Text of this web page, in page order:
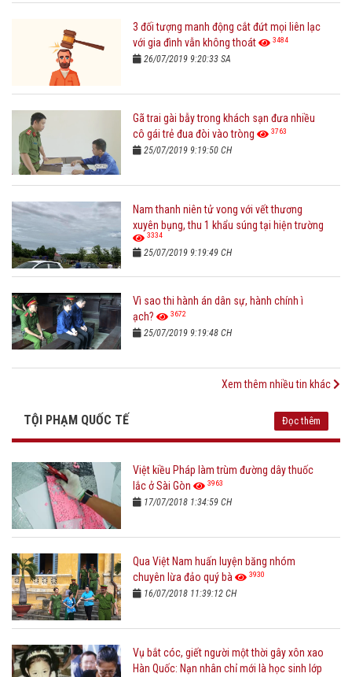
3 đối tượng manh động cắt đứt mọi liên lạc
với gia đình vẫn không thoát
3484
26/07/2019 9:20:33 SA
Gã trai gài bẫy trong khách sạn đưa nhiều
cô gái trẻ đua đòi vào tròng
3763
25/07/2019 9:19:50 CH
Nam thanh niên tử vong với vết thương
xuyên bụng, thu 1 khẩu súng tại hiện trường
3334
25/07/2019 9:19:49 CH
Vì sao thi hành án dân sự, hành chính ì
ạch?
3672
25/07/2019 9:19:48 CH
Xem thêm nhiều tin khác
TỘI PHẠM QUỐC TẾ Đọc thêm
Việt kiều Pháp làm trùm đường dây thuốc
lắc ở Sài Gòn
3963
17/07/2018 1:34:59 CH
Qua Việt Nam huấn luyện băng nhóm
chuyên lừa đảo quý bà
3930
16/07/2018 11:39:12 CH
Vụ bắt cóc, giết người một thời gây xôn xao
Hàn Quốc: Nạn nhân chỉ mới là học sinh lớp